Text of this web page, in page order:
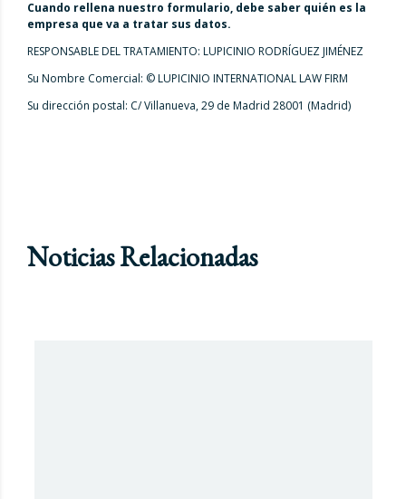
Cuando rellena nuestro formulario, debe saber quién es la
empresa que va a tratar sus datos.
RESPONSABLE DEL TRATAMIENTO: LUPICINIO RODRÍGUEZ JIMÉNEZ
Su Nombre Comercial: © LUPICINIO INTERNATIONAL LAW FIRM
Su dirección postal: C/ Villanueva, 29 de Madrid 28001 (Madrid)
Noticias Relacionadas